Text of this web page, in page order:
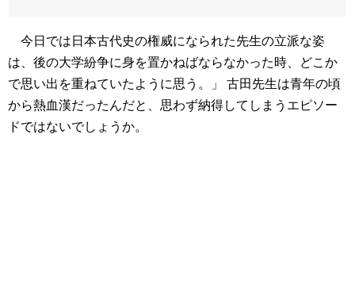
今日では日本古代史の権威になられた先生の立派な姿
は、後の大学紛争に身を置かねばならなかった時、どこか
で思い出を重ねていたように思う。」 古田先生は青年の頃
から熱血漢だったんだと、思わず納得してしまうエピソー
ドではないでしょうか。